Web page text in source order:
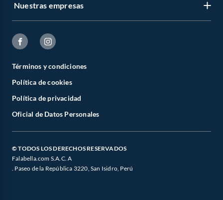
Nuestras empresas
Términos y condiciones
Política de cookies
Política de privacidad
Oficial de Datos Personales
© TODOS LOS DERECHOS RESERVADOS
Falabella.com S.A.C. A
. Paseo de la República 3220, San Isidro, Perú